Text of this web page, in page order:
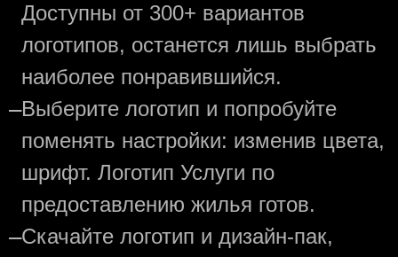
Доступны от 300+ вариантов
логотипов, останется лишь выбрать
наиболее понравившийся.
—Выберите логотип и попробуйте
поменять настройки: изменив цвета,
шрифт. Логотип Услуги по
предоставлению жилья готов.
—Скачайте логотип и дизайн-пак,